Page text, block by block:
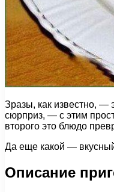
Зразы, как известно, —
сюрприз, — с этим
второго это блюдо
Да еще какой —
Описание